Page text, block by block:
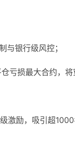
与银行级风控；
亏损最大合约，将
激励，吸引超1000